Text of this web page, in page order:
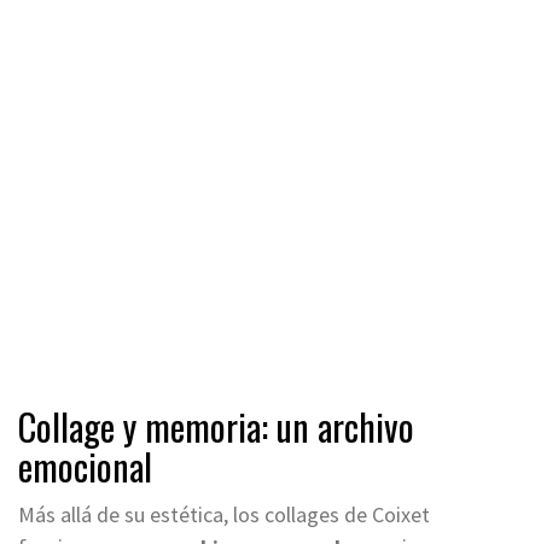
Collage y memoria: un archivo
emocional
Más allá de su estética, los collages de Coixet